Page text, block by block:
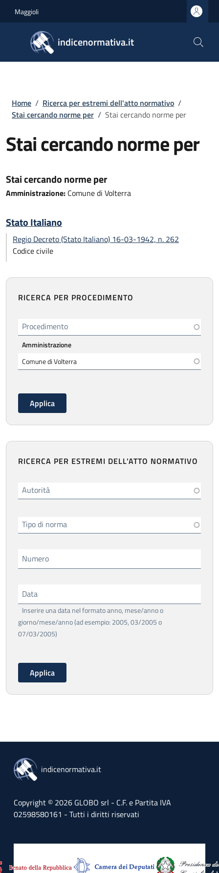
Maggioli
indicenormativa.it
Briciole di pane
Home / Ricerca per estremi dell'atto normativo /
Stai cercando norme per / Stai cercando norme per
Stai cercando norme per
Stai cercando norme per
Amministrazione: Comune di Volterra
Stato Italiano
Regio Decreto (Stato Italiano) 16-03-1942, n. 262
Codice civile
RICERCA PER PROCEDIMENTO
Procedimento
Amministrazione
RICERCA PER ESTREMI DELL'ATTO NORMATIVO
Autorità
Tipo di norma
Numero
Data
Inserire una data nel formato anno, mese/anno o
giorno/mese/anno (ad esempio: 2005, 03/2005 o
07/03/2005)
indicenormativa.it
Copyright © 2026 GLOBO srl - C.F. e Partita IVA
02598580161 - Tutti i diritti riservati